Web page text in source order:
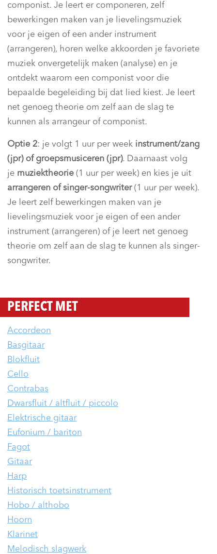
componist. Je leert er componeren, zelf
bewerkingen maken van je lievelingsmuziek
voor je eigen of een ander instrument
(arrangeren), horen welke akkoorden je favoriete
muziek onvergetelijk maken (analyse) en je
ontdekt waarom een componist voor die
bepaalde begeleiding bij dat lied kiest. Je leert
net genoeg theorie om zelf aan de slag te
kunnen als arrangeur of componist.
Optie 2: je volgt 1 uur per week instrument/zang
(jpr) of groepsmusiceren (jpr). Daarnaast volg
je muziektheorie (1 uur per week) en kies je uit
arrangeren of singer-songwriter (1 uur per week).
Je leert zelf bewerkingen maken van je
lievelingsmuziek voor je eigen of een ander
instrument (arrangeren) of je leert net genoeg
theorie om zelf aan de slag te kunnen als singer-
songwriter.
PERFECT MET
Accordeon
Basgitaar
Blokfluit
Cello
Contrabas
Dwarsfluit / altfluit / piccolo
Elektrische gitaar
Eufonium / bariton
Fagot
Gitaar
Harp
Historisch toetsinstrument
Hobo / althobo
Hoorn
Klarinet
Melodisch slagwerk